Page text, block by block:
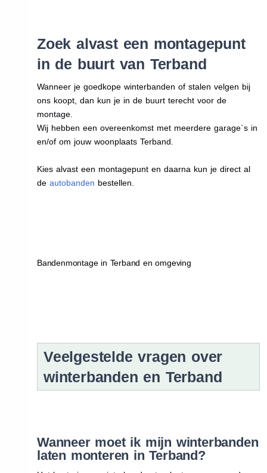
Zoek alvast een montagepunt
in de buurt van Terband
Wanneer je goedkope winterbanden of stalen velgen bij
ons koopt, dan kun je in de buurt terecht voor de
montage.
Wij hebben een overeenkomst met meerdere garage`s in
en/of om jouw woonplaats Terband.
Kies alvast een montagepunt en daarna kun je direct al
de autobanden bestellen.
Bandenmontage in Terband en omgeving
Veelgestelde vragen over
winterbanden en Terband
Wanneer moet ik mijn winterbanden
laten monteren in Terband?